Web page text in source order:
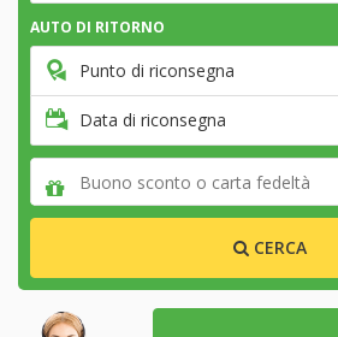
AUTO DI RITORNO
Punto di riconsegna
Data di riconsegna
CERCA